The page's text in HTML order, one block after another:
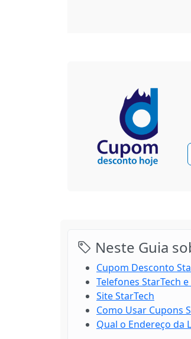
Neste Guia
Cupom Desconto
Telefones StarTech
Site StarTech
Como Usar Cupons
Qual o Endereço da